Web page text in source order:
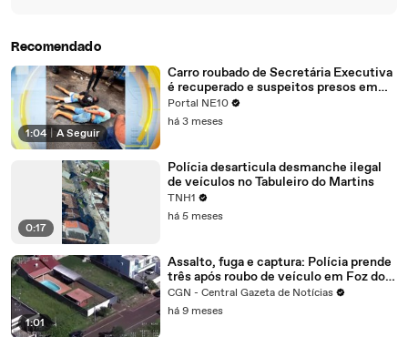
Recomendado
1:04 A Seguir
Carro roubado de Secretária Executiva
é recuperado e suspeitos presos em
Recife: Detalhes da Investigação e
Próximos Passos
Portal NE10
há 3 meses
0:17
Polícia desarticula desmanche ilegal
de veículos no Tabuleiro do Martins
TNH1
há 5 meses
1:01
Assalto, fuga e captura: Polícia prende
três após roubo de veículo em Foz do
Iguaçu
CGN - Central Gazeta de Notícias
há 9 meses